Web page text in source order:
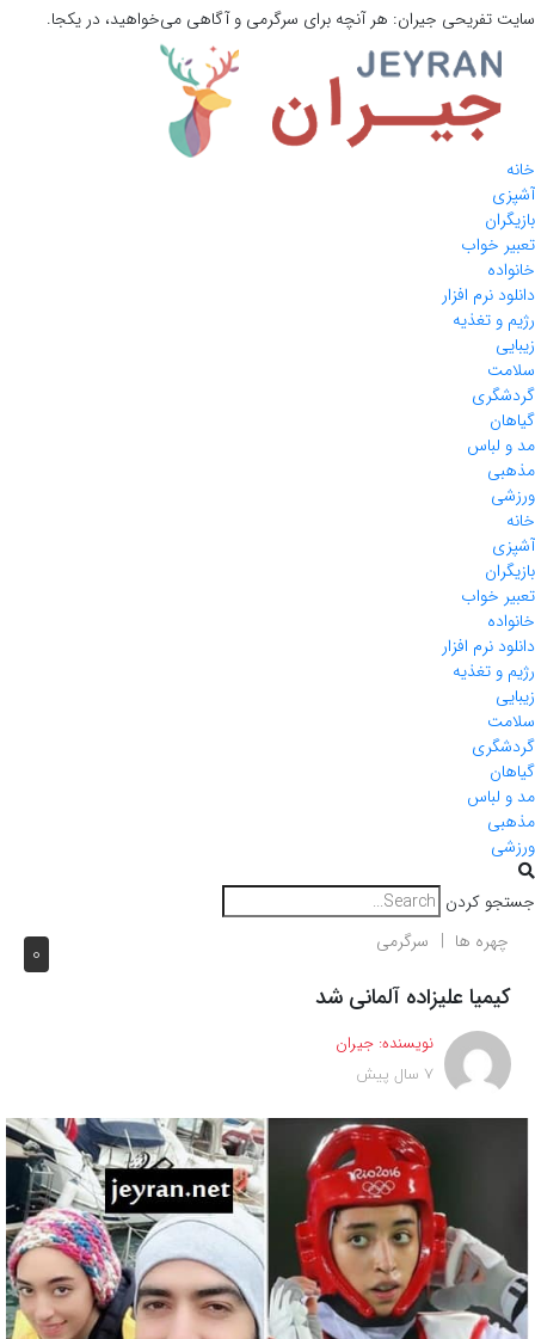
سایت تفریحی جیران: هر آنچه برای سرگرمی و آگاهی می‌خواهید، در یکجا.
خانه
آشپزی
بازیگران
تعبیر خواب
خانواده
دانلود نرم افزار
رژیم و تغذیه
زیبایی
سلامت
گردشگری
گیاهان
مد و لباس
مذهبی
ورزشی
خانه
آشپزی
بازیگران
تعبیر خواب
خانواده
دانلود نرم افزار
رژیم و تغذیه
زیبایی
سلامت
گردشگری
گیاهان
مد و لباس
مذهبی
ورزشی
جستجو کردن
0 چهره ها سرگرمی
کیمیا علیزاده آلمانی شد
نویسنده: جیران
7 سال پیش